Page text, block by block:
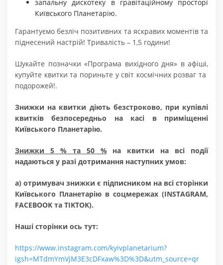
запальну дискотеку в гравітаційному просторі
Київського Планетарію.
Гарантуємо безліч позитивних та яскравих моментів та
піднесений настрій! Тривалість – 1,5 години!
Шукайте позначки «Програма вихідного дня» в афіші,
купуйте квитки та пориньте у світ космічних розваг та
подорожей!.
Знижки на квитки діють безстроково, при купівлі
квитків безпосередньо на касі в приміщенні
Київського Планетарію.
Знижки 5 % та 50 % на квитки на всі події
надаються у разі дотримання наступних умов:
а) отримувач знижки є підписником на всі сторінки
Київського Планетарію в соцмережах (INSTAGRAM,
FACEBOOK та TIKTOK).
Наші сторінки ось тут:
https://www.instagram.com/kyivplanetarium?
igsh=MTdmYmVjM3E3cDFxaw%3D%3D&utm_source=qr